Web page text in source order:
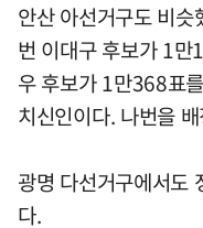
안산 아선거구도 비
번 이대구 후보가 1
우 후보가 1만368표
치신인이다. 나번을
광명 다선거구에서도
다.